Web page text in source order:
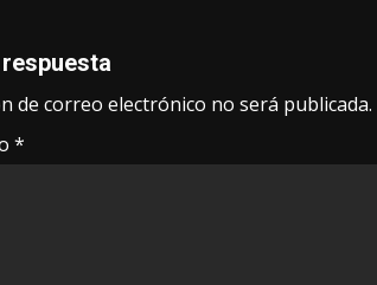
de correo electrónico no será publicada.
*